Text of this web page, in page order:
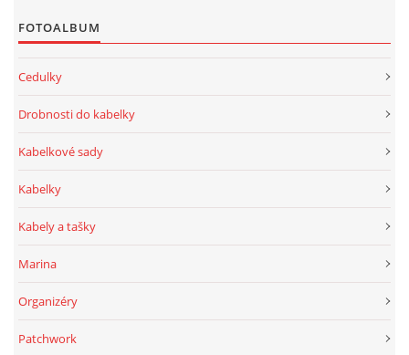
FOTOALBUM
Cedulky
Drobnosti do kabelky
Kabelkové sady
Kabelky
Kabely a tašky
Marina
Organizéry
Patchwork